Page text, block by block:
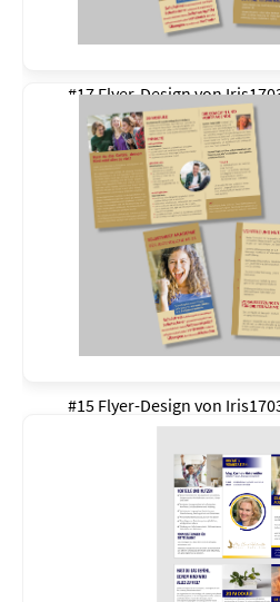
#17 Flyer-Design von
#15 Flyer-Design von